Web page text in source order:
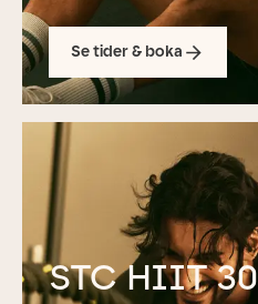
Se tider & boka
STC HIIT 30